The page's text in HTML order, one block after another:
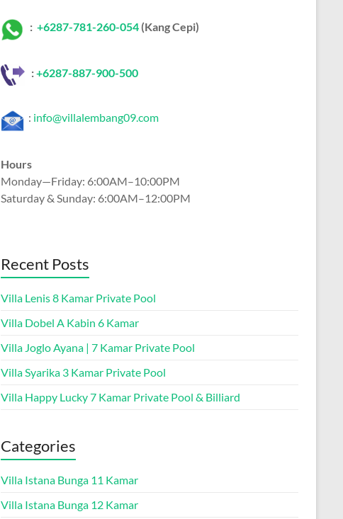
: +6287-781-260-054 (Kang Cepi)
:+6287-887-900-500
: info@villalembang09.com
Hours
Monday—Friday: 6:00AM–10:00PM
Saturday & Sunday: 6:00AM–12:00PM
Recent Posts
Villa Lenis 8 Kamar Private Pool
Villa Dobel A Kabin 6 Kamar
Villa Joglo Ayana | 7 Kamar Private Pool
Villa Syarika 3 Kamar Private Pool
Villa Happy Lucky 7 Kamar Private Pool & Billiard
Categories
Villa Istana Bunga 11 Kamar
Villa Istana Bunga 12 Kamar